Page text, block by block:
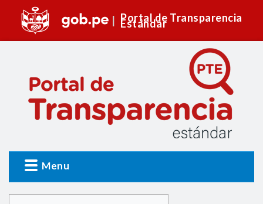
Portal de Transparencia
Estándar
Menu